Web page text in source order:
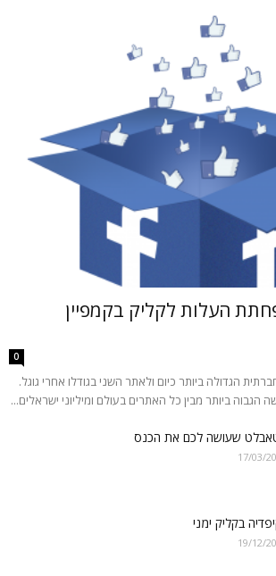
העלות לקליק בקמפיין
0
הגדולה ביותר כיום ולאתר השני בגודלו אחרי גוגל.
הגבוה ביותר מבין כל האתרים בעולם ומיליוני ישראלים...
שעושה לכם את הכנס
17/03/
בקליק ימני
19/12/